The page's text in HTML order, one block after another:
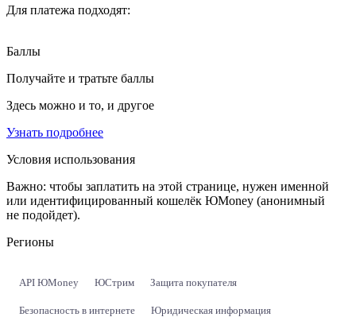
Для платежа подходят:
Баллы
Получайте и тратьте баллы
Здесь можно и то, и другое
Узнать подробнее
Условия использования
Важно: чтобы заплатить на этой странице, нужен именной
или идентифицированный кошелёк ЮMoney (анонимный
не подойдет).
Регионы
API ЮMoney ЮСтрим Защита покупателя
Безопасность в интернете Юридическая информация